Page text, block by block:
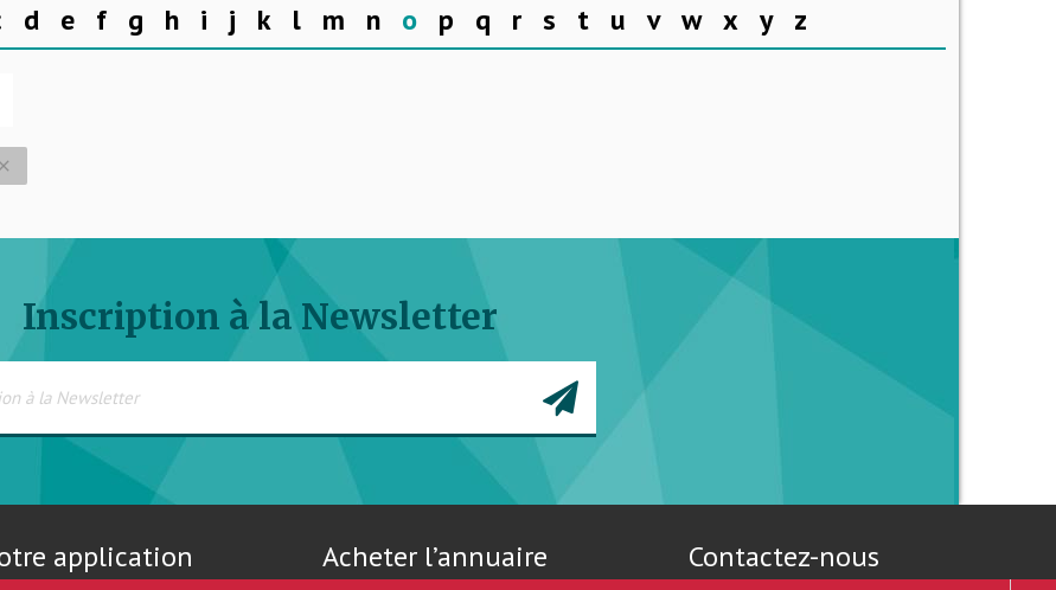
d e f g h i j k l m n o p q r s t u v w x y z
close
Inscription à la Newsletter
application Acheter l’annuaire Contactez-nous